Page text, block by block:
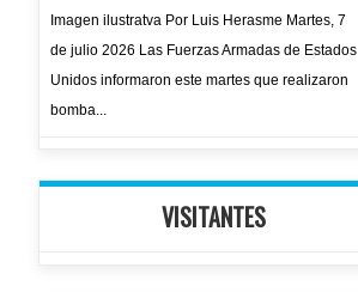
Imagen ilustratva Por Luis Herasme Martes, 7
de julio 2026 Las Fuerzas Armadas de Estados
Unidos informaron este martes que realizaron
bomba...
VISITANTES